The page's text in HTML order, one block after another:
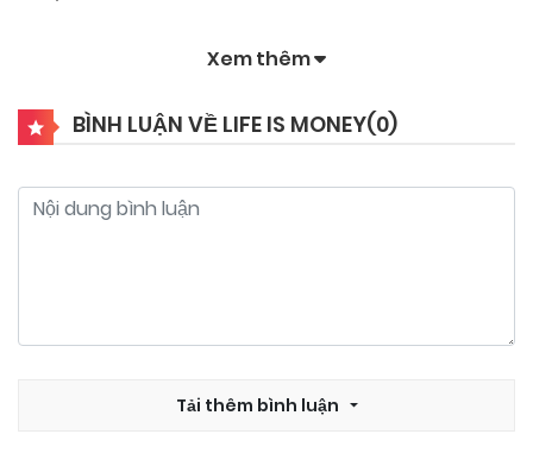
09/11/2024
Xem thêm
BÌNH LUẬN VỀ LIFE IS MONEY(0)
Tải thêm bình luận